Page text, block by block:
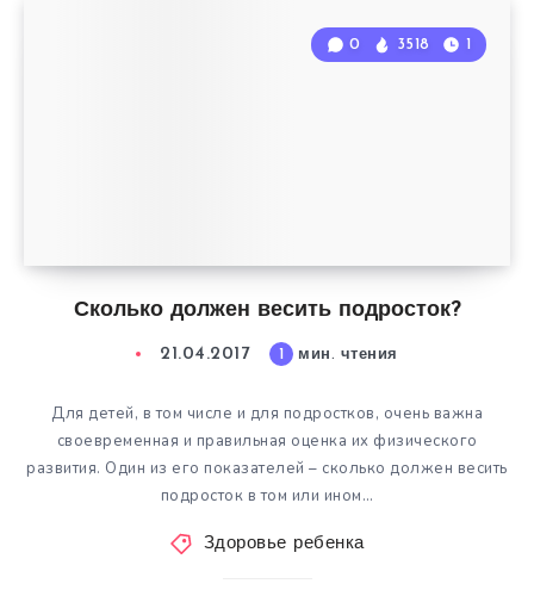
Сколько должен весить подросток?
0 3518 1
21.04.2017 1 мин. чтения
Для детей, в том числе и для подростков, очень важна
своевременная и правильная оценка их физического
развития. Один из его показателей – сколько должен весить
подросток в том или ином…
Здоровье ребенка